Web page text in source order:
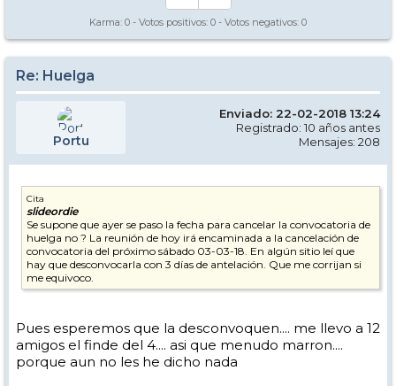
Karma: 0 - Votos positivos: 0 - Votos negativos: 0
Re: Huelga
Portu
Enviado: 22-02-2018 13:24
Registrado: 10 años antes
Mensajes: 208
Cita
slideordie
Se supone que ayer se paso la fecha para cancelar la convocatoria de
huelga no ? La reunión de hoy irá encaminada a la cancelación de
convocatoria del próximo sábado 03-03-18. En algún sitio leí que
hay que desconvocarla con 3 días de antelación. Que me corrijan si
me equivoco.
Pues esperemos que la desconvoquen.... me llevo a 12
amigos el finde del 4.... asi que menudo marron....
porque aun no les he dicho nada